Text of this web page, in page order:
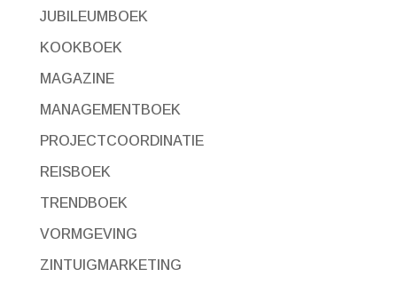
JUBILEUMBOEK
KOOKBOEK
MAGAZINE
MANAGEMENTBOEK
PROJECTCOORDINATIE
REISBOEK
TRENDBOEK
VORMGEVING
ZINTUIGMARKETING